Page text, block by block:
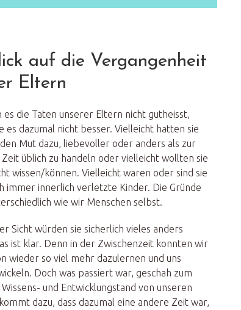
auf die Vergangenheit
Eltern
es die Taten unserer Eltern nicht gutheisst,
es dazumal nicht besser. Vielleicht hatten sie
Mut dazu, liebevoller oder anders als zur
üblich zu handeln oder vielleicht wollten sie
wissen/können. Vielleicht waren oder sind sie
immer innerlich verletzte Kinder. Die Gründe
wie wir Menschen selbst.
Sicht würden sie sicherlich vieles anders
ist klar. Denn in der Zwischenzeit konnten wir
wieder so viel mehr dazulernen und uns
Doch was passiert war, geschah zum
und Entwicklungstand von unseren
dazu, dass dazumal eine andere Zeit war,